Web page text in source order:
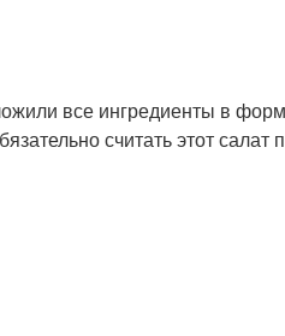
все ингредиенты в
считать этот салат